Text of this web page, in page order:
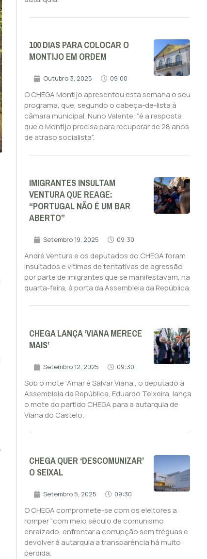
100 DIAS PARA COLOCAR O
MONTIJO EM ORDEM
Outubro 3, 2025 09:00
O CHEGA Montijo apresentou esta semana o seu
programa, que, segundo o cabeça-de-lista à
câmara municipal, Nuno Valente, “é a resposta
que o Montijo precisa para recuperar de 28 anos
de atraso socialista”.
IMIGRANTES INSULTAM
VENTURA QUE REAGE:
“PORTUGAL NÃO É UM BAR
ABERTO”
Setembro 19, 2025 09:30
André Ventura e os deputados do CHEGA foram
insultados e vítimas de tentativas de agressão
por parte de imigrantes que se manifestavam, na
quarta-feira, à porta da Assembleia da República.
CHEGA LANÇA ‘VIANA MERECE
MAIS’
Setembro 12, 2025 09:30
Sob o mote ‘Amar é Salvar Viana’, o deputado à
Assembleia da República, Eduardo Teixeira, lança
o mote do partido CHEGA para a autarquia de
Viana do Castelo.
CHEGA QUER ‘DESCOMUNIZAR’
O SEIXAL
Setembro 5, 2025 09:30
O CHEGA compromete-se com os eleitores a
romper “com meio século de comunismo
enraizado, enfrentar a corrupção sem tréguas e
devolver à autarquia a transparência há muito
perdida.